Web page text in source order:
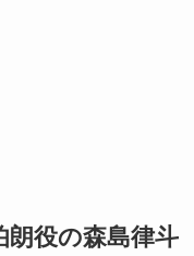
役の森島律斗